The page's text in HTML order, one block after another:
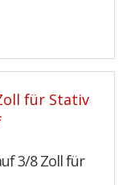
3/8 Zoll für